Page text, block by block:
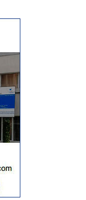
de odihnă și
spații de joacă
Și, ca într-un târg
fi toată lumea
a lungul aleilor
de produse
bere și
nelipsiți la astfel